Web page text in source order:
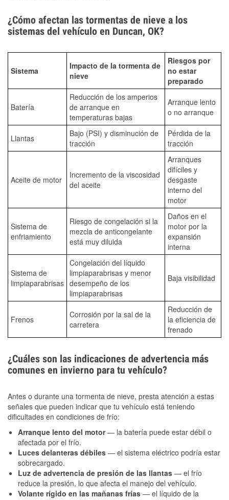
¿Cómo afectan las tormentas de nieve a los
sistemas del vehículo en Duncan, OK?
Sistema
Impacto de la tormenta de
nieve
Riesgos por
no estar
preparado
Batería
Reducción de los amperios
de arranque en
temperaturas bajas
Arranque lento
o no arranque
Llantas
Bajo (PSI) y disminución de
tracción
Pérdida de la
tracción
Aceite de motor
Incremento de la viscosidad
del aceite
Arranques
difíciles y
desgaste
interno del
motor
Sistema de
enfriamiento
Riesgo de congelación si la
mezcla de anticongelante
está muy diluida
Daños en el
motor por la
expansión
interna
Sistema de
limpiaparabrisas
Congelación del líquido
limpiaparabrisas y menor
desempeño de los
limpiaparabrisas
Baja visibilidad
Frenos
Corrosión por la sal de la
carretera
Reducción de
la eficiencia de
frenado
¿Cuáles son las indicaciones de advertencia más
comunes en invierno para tu vehículo?
Antes o durante una tormenta de nieve, presta atención a estas
señales que pueden indicar que tu vehículo está teniendo
dificultades en condiciones de frío:
Arranque lento del motor— la batería puede estar débil o
afectada por el frío.
Luces delanteras débiles — el sistema eléctrico podría estar
sobrecargado.
Luz de advertencia de presión de las llantas — el frío
reduce la presión, lo que afecta el manejo del vehículo.
Volante rígido en las mañanas frías — el líquido de la